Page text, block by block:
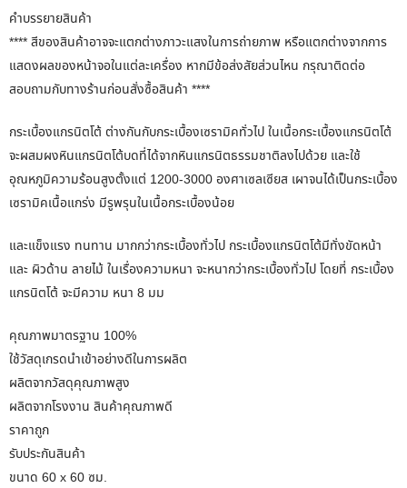
คำบรรยายสินค้า
**** สีของสินค้าอาจจะแตกต่างภาวะแสงในการถ่ายภาพ หรือแตกต่างจากการ
แสดงผลของหน้าจอในแต่ละเครื่อง หากมีข้อส่งสัยส่วนไหน กรุณาติดต่อ
สอบถามกับทางร้านก่อนสั่งซื้อสินค้า ****
กระเบื้องแกรนิตโต้ ต่างกันกับกระเบื้องเซรามิคทั่วไป ในเนื้อกระเบื้องแกรนิตโต้
จะผสมผงหินแกรนิตโต้บดที่ได้จากหินแกรนิตธรรมชาติลงไปด้วย และใช้
อุณหภูมิความร้อนสูงตั้งแต่ 1200-3000 องศาเซลเซียส เผาจนได้เป็นกระเบื้อง
เซรามิคเนื้อแกร่ง มีรูพรุนในเนื้อกระเบื้องน้อย
และแข็งแรง ทนทาน มากกว่ากระเบื้องทั่วไป กระเบื้องแกรนิตโต้มีทั่งขัดหน้า
และ ผิวด้าน ลายไม้ ในเรื่องความหนา จะหนากว่ากระเบื้องทั่วไป โดยที่ กระเบื้อง
แกรนิตโต้ จะมีความ หนา 8 มม
คุณภาพมาตรฐาน 100%
ใช้วัสดุเกรดนำเข้าอย่างดีในการผลิต
ผลิตจากวัสดุคุณภาพสูง
ผลิตจากโรงงาน สินค้าคุณภาพดี
ราคาถูก
รับประกันสินค้า
ขนาด 60 x 60 ซม.